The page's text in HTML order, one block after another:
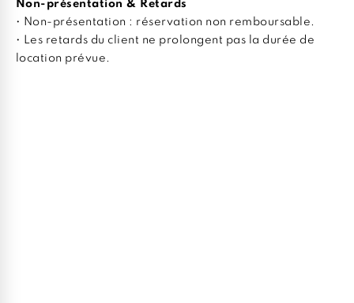
Non-présentation & Retards
• Non-présentation : réservation non remboursable.
• Les retards du client ne prolongent pas la durée de
location prévue.